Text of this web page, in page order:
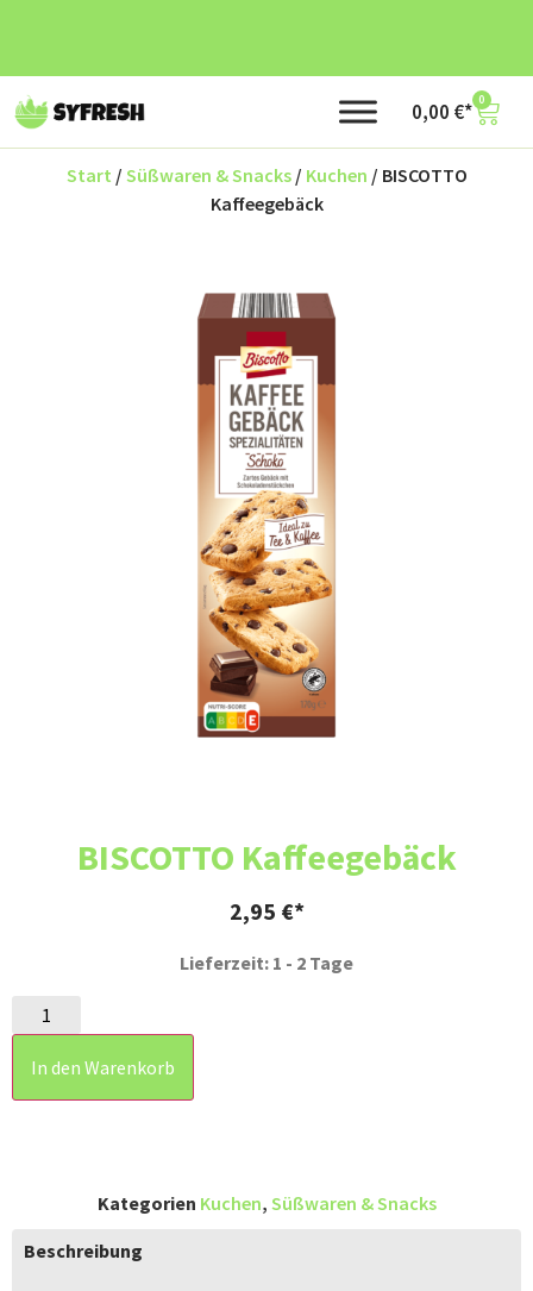
0,00 € 0
Start / Süßwaren & Snacks/ Kuchen / BISCOTTO
Kaffeegebäck
BISCOTTO Kaffeegebäck
2,95 €
Lieferzeit: 1 - 2 Tage
In den Warenkorb
Kategorien Kuchen, Süßwaren & Snacks
Beschreibung